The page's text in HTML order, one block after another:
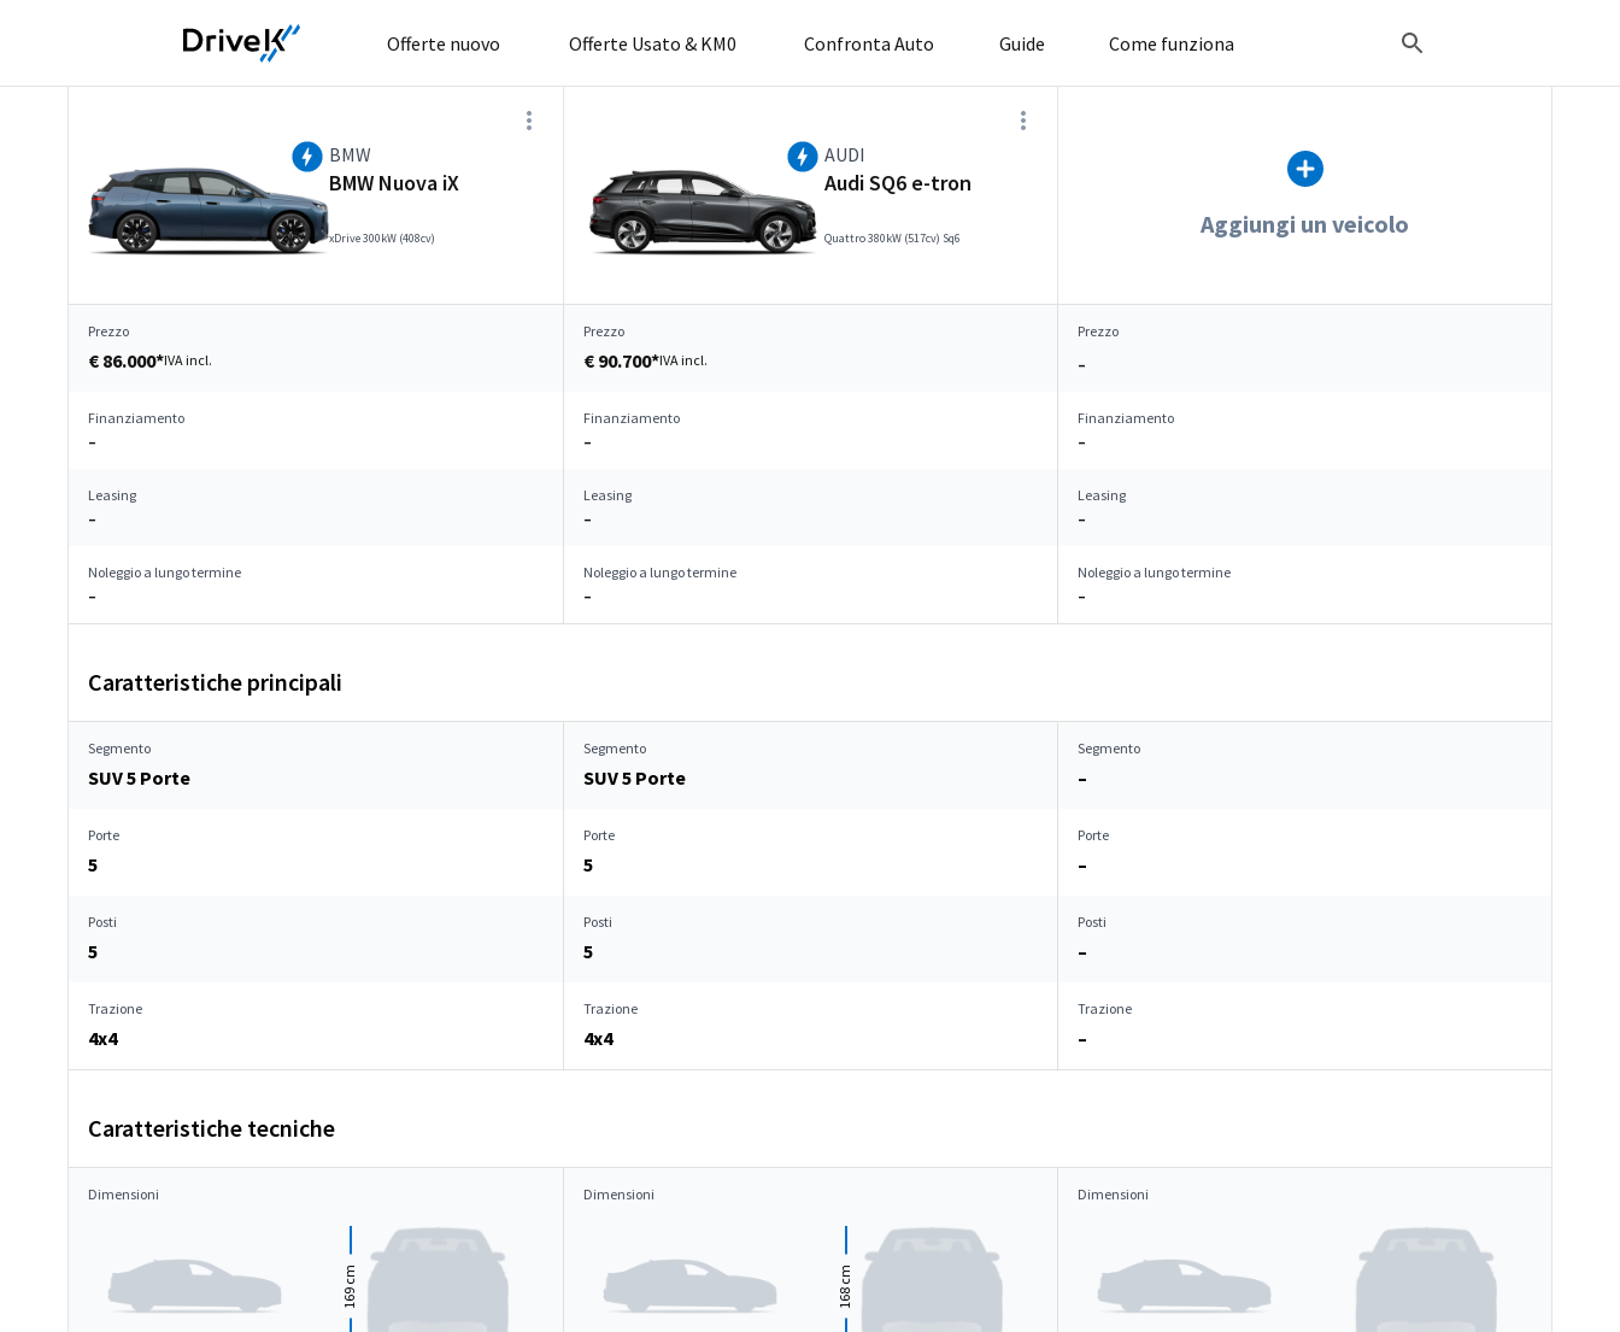
Offerte nuovo Offerte Usato & KM0 Confronta Auto Guide Come funziona
BMW
BMW Nuova iX
xDrive 300kW (408cv)
AUDI
Audi SQ6 e-tron
Quattro 380kW (517cv) Sq6 Aggiungi un veicolo
Prezzo
€ 86.000*IVA incl.
Prezzo
€ 90.700*IVA incl.
Prezzo
–
Finanziamento
–
Finanziamento
–
Finanziamento
–
Leasing
–
Leasing
–
Leasing
–
Noleggio a lungo termine
–
Noleggio a lungo termine
–
Noleggio a lungo termine
–
Caratteristiche principali
Segmento
SUV 5 Porte
Segmento
SUV 5 Porte
Segmento
–
Porte
5
Porte
5
Porte
–
Posti
5
Posti
5
Posti
–
Trazione
4x4
Trazione
4x4
Trazione
–
Caratteristiche tecniche
Dimensioni
169
cm
Dimensioni
168
cm
Dimensioni